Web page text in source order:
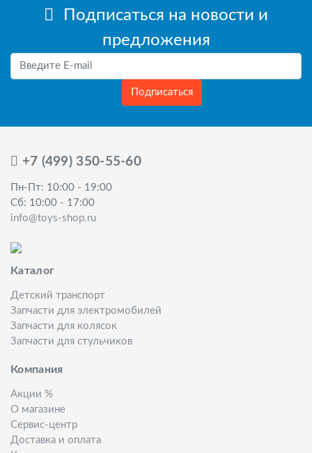
Подписаться на новости и
предложения
Подписаться
+7 (499) 350-55-60
Пн-Пт: 10:00 - 19:00
Сб: 10:00 - 17:00
info@toys-shop.ru
Каталог
Детский транспорт
Запчасти для электромобилей
Запчасти для колясок
Запчасти для стульчиков
Компания
Акции %
О магазине
Сервис-центр
Доставка и оплата